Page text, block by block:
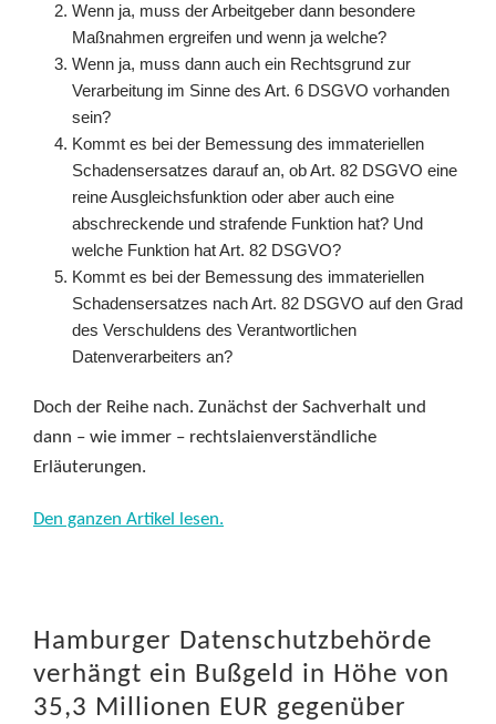
Wenn ja, muss der Arbeitgeber dann besondere
Maßnahmen ergreifen und wenn ja welche?
Wenn ja, muss dann auch ein Rechtsgrund zur
Verarbeitung im Sinne des Art. 6 DSGVO vorhanden
sein?
Kommt es bei der Bemessung des immateriellen
Schadensersatzes darauf an, ob Art. 82 DSGVO eine
reine Ausgleichsfunktion oder aber auch eine
abschreckende und strafende Funktion hat? Und
welche Funktion hat Art. 82 DSGVO?
Kommt es bei der Bemessung des immateriellen
Schadensersatzes nach Art. 82 DSGVO auf den Grad
des Verschuldens des Verantwortlichen
Datenverarbeiters an?
Doch der Reihe nach. Zunächst der Sachverhalt und
dann – wie immer – rechtslaienverständliche
Erläuterungen.
Den ganzen Artikel lesen.
Hamburger Datenschutzbehörde
verhängt ein Bußgeld in Höhe von
35,3 Millionen EUR gegenüber